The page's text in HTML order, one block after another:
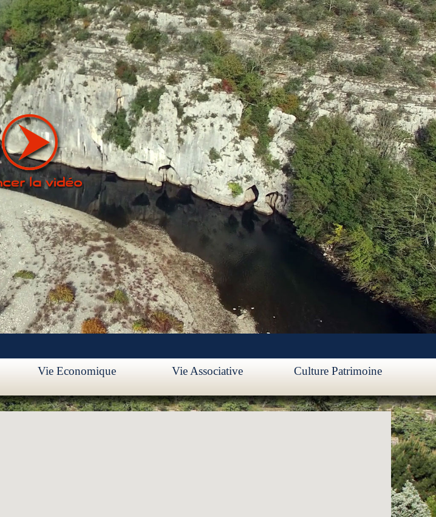
Vie Economique Vie Associative Culture Patrimoine